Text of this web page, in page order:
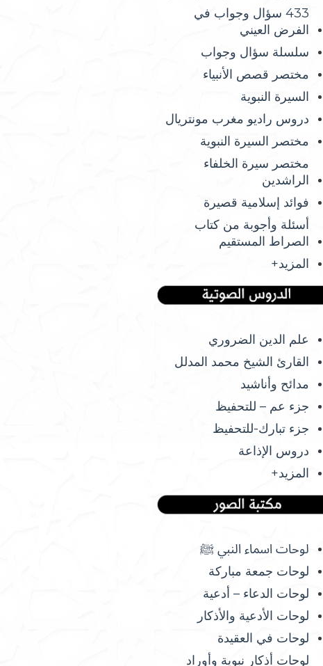
433 سؤال وجواب في
الفرض العيني
سلسلة سؤال وجواب
مختصر قصص الأنبياء
السيرة النبوية
دروس راديو مغرب مونتريال
مختصر السيرة النبوية
مختصر سيرة الخلفاء
الراشدين
فوائد إسلامية قصيرة
أسئلة وأجوبة من كتاب
الصراط المستقيم
المزيد+
علم الدين الضروري
القارئ الشيخ محمد المدلل
مدائح وأناشيد
جزء عم – للتحفيظ
جزء تبارك-للتحفيظ
دروس الإذاعة
المزيد+
لوحات اسماء النبي ﷺ
لوحات جمعة مباركة
لوحات الدعاء – أدعية
لوحات الأدعية والأذكار
لوحات في العقيدة
لوحات أذكار نبوية وأوراد